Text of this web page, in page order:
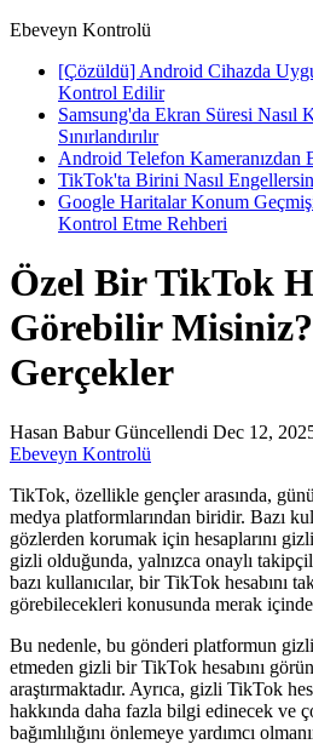
Ebeveyn Kontrolü
[Çözüldü] Android Cihazda
Kontrol Edilir
Samsung'da Ekran Süresi Nasıl
Sınırlandırılır
Android Telefon
TikTok'ta Birini Nasıl
Google Haritalar Konum
Kontrol Etme Rehberi
Özel Bir TikTok
Görebilir
Gerçekler
Hasan BaburGüncellendi Dec 12,
Ebeveyn Kontrolü
TikTok, özellikle gençler arasında,
medya platformlarından biridir. Bazı
gözlerden korumak için hesaplarını
gizli olduğunda, yalnızca onaylı
bazı kullanıcılar, bir TikTok hesabını
görebilecekleri konusunda merak
Bu nedenle, bu gönderi platformun
etmeden gizli bir TikTok hesabını
araştırmaktadır. Ayrıca, gizli TikTok
hakkında daha fazla bilgi edinecek ve
bağımlılığını önlemeye yardımcı